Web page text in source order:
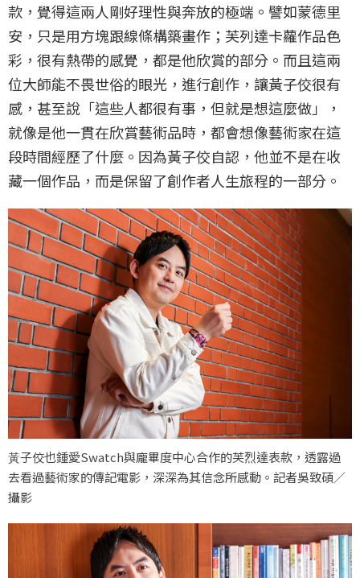
款，覺得這兩人剛好理性與奔放的極端。譬如蒙德里
安，只是用方塊跟線條構築畫作；芙列達卡蘿作品色
彩，很有熱帶的感覺，都是他欣賞的部分。而且這兩
位大師能不畏世俗的眼光，進行創作，讓黃子佼很有
感，甚至說「這些人都很有事，但就是想這麼做」，
就像是他一貫在欣賞藝術品時，都會想像藝術家在這
段時間經歷了什麼。因為黃子佼自認，他並不是在收
藏一個作品，而是保留了創作者人生旅程的一部分。
⿈子佼也鍾愛Swatch與龐畢度中⼼合作的芙烈達表款，透露過
去看過藝術家的傳記電影，深深為其信念所感動。記者吳致碩／
攝影